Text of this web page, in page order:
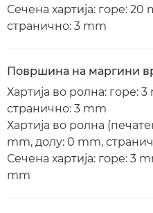
Сечена хартија: горе: 20
странично: 3 mm
Површина на маргини
Хартија во ролна: горе:
странично: 3 mm
Хартија во ролна
mm, долу: 0 mm,
Сечена хартија: горе: 3
mm